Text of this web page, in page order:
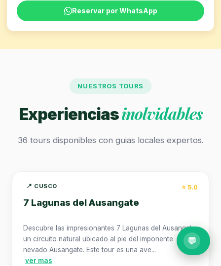
Reservar por WhatsApp
NUESTROS TOURS
Experienciasinolvidables
36 tours disponibles con guias locales expertos.
📍 CUSCO
⏱️ 1 dia ⭐ 5.0
7 Lagunas del Ausangate
Descubre las impresionantes 7 Lagunas del Ausangate,
un circuito natural ubicado al pie del imponente
nevado Ausangate. Este tour es una ave...
ver mas
💬